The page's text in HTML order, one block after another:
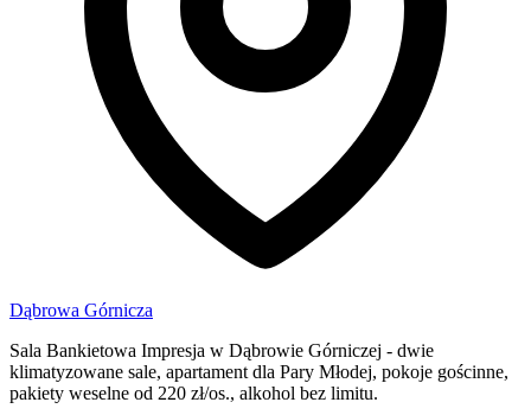
Dąbrowa Górnicza
Sala Bankietowa Impresja w Dąbrowie Górniczej - dwie
klimatyzowane sale, apartament dla Pary Młodej, pokoje gościnne,
pakiety weselne od 220 zł/os., alkohol bez limitu.